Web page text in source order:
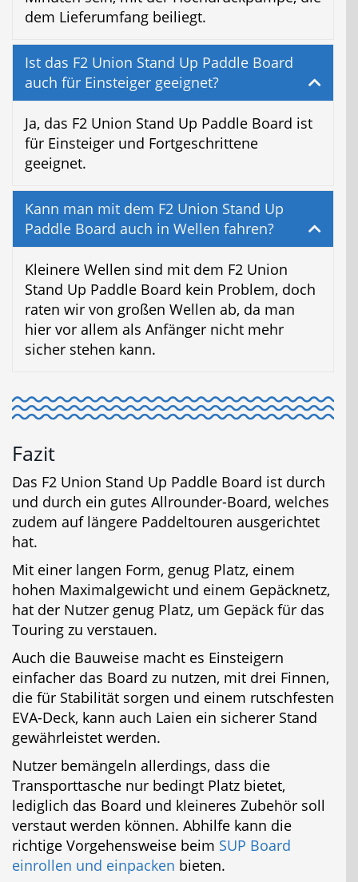
dem Lieferumfang beiliegt.
Ist das F2 Union Stand Up Paddle Board
auch für Einsteiger geeignet?
Ja, das F2 Union Stand Up Paddle Board ist
für Einsteiger und Fortgeschrittene
geeignet.
Kann man mit dem F2 Union Stand Up
Paddle Board auch in Wellen fahren?
Kleinere Wellen sind mit dem F2 Union
Stand Up Paddle Board kein Problem, doch
raten wir von großen Wellen ab, da man
hier vor allem als Anfänger nicht mehr
sicher stehen kann.
Fazit
Das F2 Union Stand Up Paddle Board ist durch
und durch ein gutes Allrounder-Board, welches
zudem auf längere Paddeltouren ausgerichtet
hat.
Mit einer langen Form, genug Platz, einem
hohen Maximalgewicht und einem Gepäcknetz,
hat der Nutzer genug Platz, um Gepäck für das
Touring zu verstauen.
Auch die Bauweise macht es Einsteigern
einfacher das Board zu nutzen, mit drei Finnen,
die für Stabilität sorgen und einem rutschfesten
EVA-Deck, kann auch Laien ein sicherer Stand
gewährleistet werden.
Nutzer bemängeln allerdings, dass die
Transporttasche nur bedingt Platz bietet,
lediglich das Board und kleineres Zubehör soll
verstaut werden können. Abhilfe kann die
richtige Vorgehensweise beim SUP Board
einrollen und einpacken bieten.